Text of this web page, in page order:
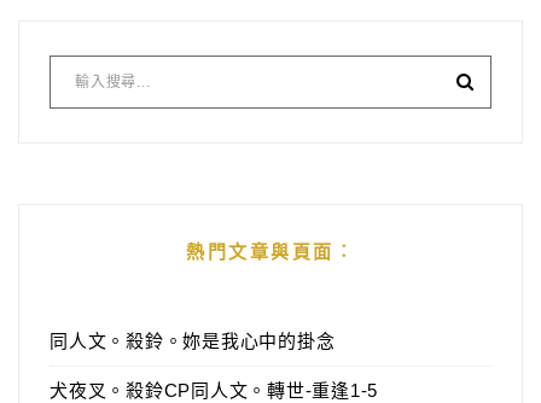
熱門文章與頁面︰
同人文。殺鈴。妳是我心中的掛念
犬夜叉。殺鈴CP同人文。轉世-重逢1-5